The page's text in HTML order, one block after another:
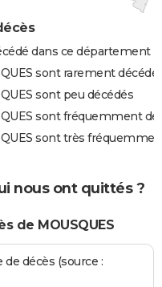
dans ce département
sont rarement
sont peu décédés
sont fréquemment
sont très
nous ont quittés ?
de MOUSQUES
décès (source :